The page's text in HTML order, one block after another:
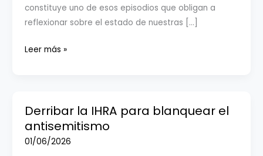
constituye uno de esos episodios que obligan a
reflexionar sobre el estado de nuestras […]
El
Pilar
Rahola:
¿Quién
Leer más »
Derribar la IHRA para blanquear el
antisemitismo
01/06/2026